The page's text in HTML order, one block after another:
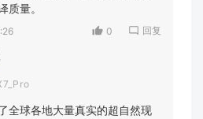
质量。
0 回复
全球各地大量真实的超自然现